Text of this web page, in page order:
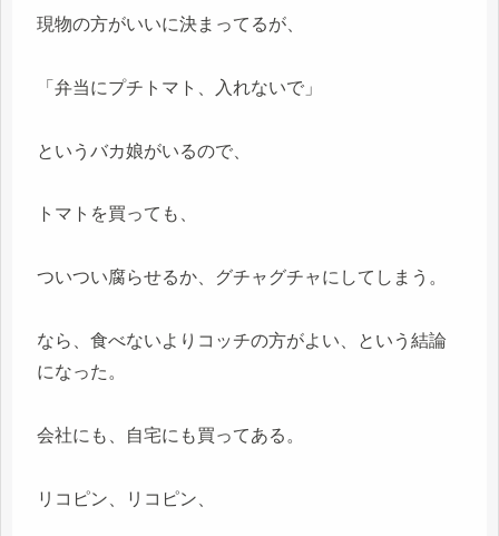
現物の方がいいに決まってるが、
「弁当にプチトマト、入れないで」
というバカ娘がいるので、
トマトを買っても、
ついつい腐らせるか、グチャグチャにしてしまう。
なら、食べないよりコッチの方がよい、という結論
になった。
会社にも、自宅にも買ってある。
リコピン、リコピン、